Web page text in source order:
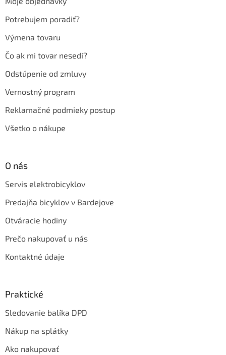
Potrebujem poradiť?
Výmena tovaru
Čo ak mi tovar nesedí?
Odstúpenie od zmluvy
Vernostný program
Reklamačné podmieky postup
Všetko o nákupe
O nás
Servis elektrobicyklov
Predajňa bicyklov v Bardejove
Otváracie hodiny
Prečo nakupovať u nás
Kontaktné údaje
Praktické
Sledovanie balíka DPD
Nákup na splátky
Ako nakupovať